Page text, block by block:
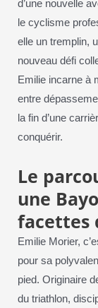
d’une nouvelle
le cyclisme
elle un tremplin,
nouveau défi
Emilie incarne à
entre
la fin d’une
conquérir.
Le
une
facettes
Emilie Morier,
pour sa
pied. Originaire
du triathlon,